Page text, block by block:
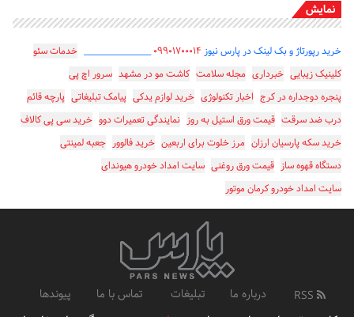
نمایش
خرید رپورتاژ و بک لینک در پارس نیوز ۰۹۹۰۱۷۰۰۰۱۴_________________ خدمات سئو
کلینیک زیبایی خبرداری مجله سلامت کاشت مو در مشهد سرور اچ پی
پنجره دوجداره در کرج اخبار تکنولوژی خرید لوازم یدکی پیامک تبلیغاتی پارچه قائم
درب ضد سرقت قیمت ورق استیل به روز نمایندگی تعمیرات دوو خرید سی پی کالاف
خرید سکه پارسیان ارزان مرز خلوت برای اربعین خرید فالوور جعبه لمینتی
دستگاه قهوه ساز قیمت ورق روغنی سایت امداد خودرو هیوندای
سایت امداد خودرو کرمان موتور
درباره ما تبلیغات تماس با ما پیوندها